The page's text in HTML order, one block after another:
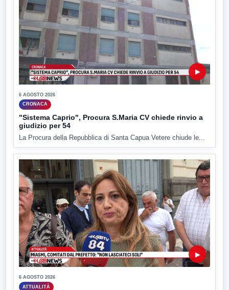
▶
6 AGOSTO 2026
CRONACA
"Sistema Caprio", Procura S.Maria CV chiede rinvio a
giudizio per 54
La Procura della Repubblica di Santa Capua Vetere chiude le...
▶
6 AGOSTO 2026
ATTUALITÀ